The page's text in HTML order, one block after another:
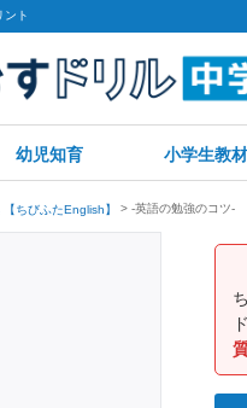
ント
幼児知育 小学生教材
ちびふたEnglish】 -英語の勉強のコツ-